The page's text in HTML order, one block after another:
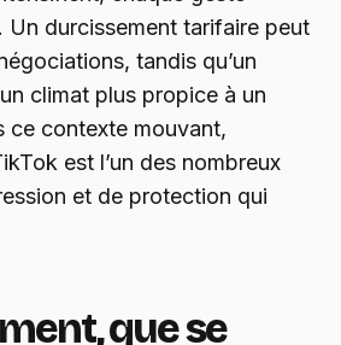
Un durcissement tarifaire peut
tandis qu’un
climat plus propice à un
ce contexte mouvant,
est l’un des nombreux
et de protection qui
que se